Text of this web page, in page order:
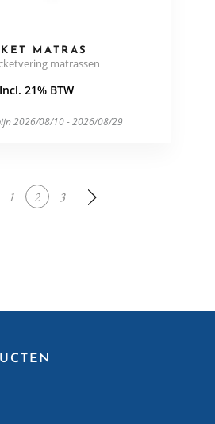
MATRAS
matrassen
Incl. 21% BTW
2026/08/10 - 2026/08/29
1 2 3